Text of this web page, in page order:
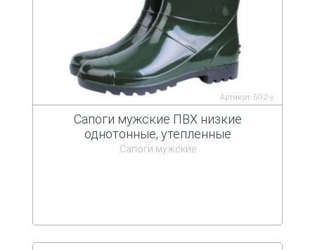
Артикул: 50-2-у
Сапоги мужские ПВХ низкие
однотонные, утепленные
Сапоги мужские